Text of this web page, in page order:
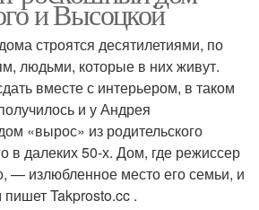
и Высоцкой
строятся десятилетиями, по
людьми, которые в них живут.
вместе с интерьером, в таком
и у Андрея
«вырос» из родительского
в далеких 50-х. Дом, где режиссер
— излюбленное место его семьи, и
Takprosto.cc .